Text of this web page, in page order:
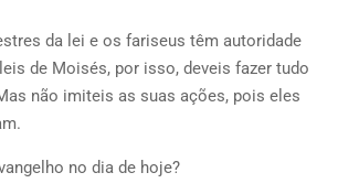
da lei e os fariseus têm autoridade
de Moisés, por isso, deveis fazer tudo
não imiteis as suas ações, pois eles
no dia de hoje?